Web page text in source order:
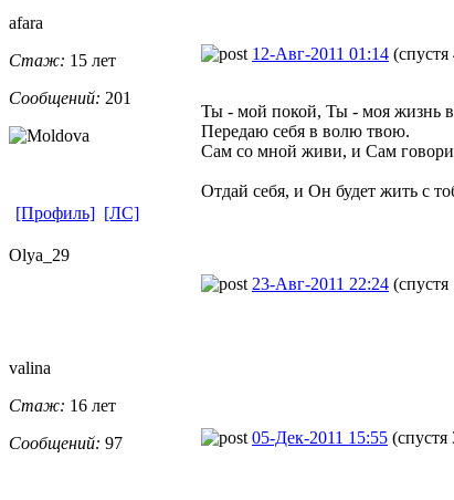
afara
Стаж: 15 лет
Сообщений: 201
12-Авг-2011 01:14
Ты - мой покой, Ты - моя жизнь
Передаю себя в волю твою.
Сам со мной живи, и Сам
Отдай себя, и Он будет жить с
[Профиль] [ЛС]
Olya_29
23-Авг-2011 22:24
valina
Стаж: 16 лет
Сообщений: 97 05-Дек-2011 15:55 (спустя